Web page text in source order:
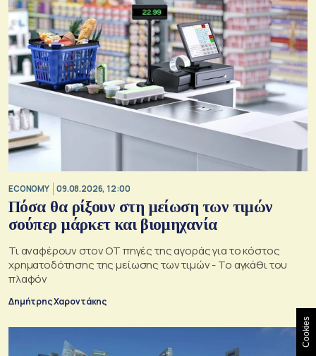
ECONOMY 09.08.2026, 12:00
Πόσα θα ρίξουν στη μείωση των τιμών
σούπερ μάρκετ και βιομηχανία
Τι αναφέρουν στον ΟΤ πηγές της αγοράς για το κόστος
χρηματοδότησης της μείωσης των τιμών - Το αγκάθι του
πλαφόν
Δημήτρης Χαροντάκης
Cookies